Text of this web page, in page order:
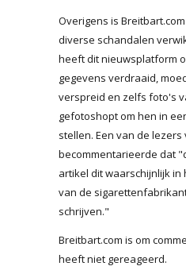
Overigens is
diverse schandalen
heeft dit nieuwsplatform
gegevens verdraaid,
verspreid en zelfs foto's
gefotoshopt om hen in
stellen. Een van de
becommentarieerde dat
artikel dit waarschijnlijk
van de
schrijven."
Breitbart.com is om
heeft niet gereageerd.